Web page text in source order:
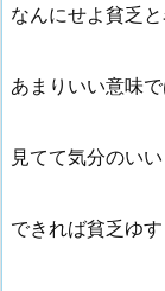
なんにせよ貧乏
あまりいい意味
見てて気分のい
できれば貧乏ゆ